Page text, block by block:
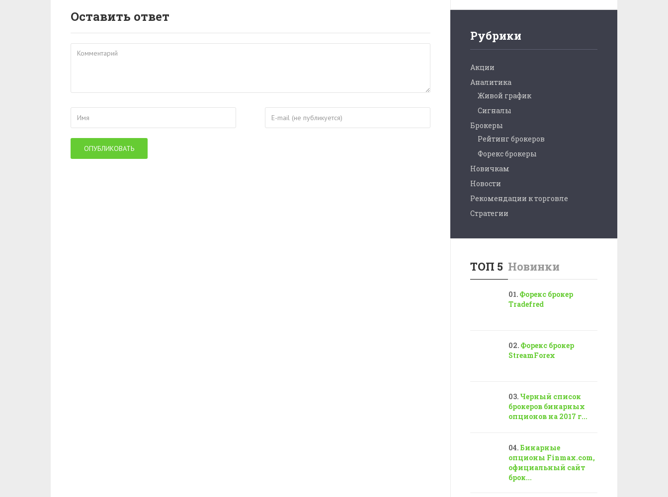
Оставить ответ
Рубрики
Акции
Аналитика
Живой график
Сигналы
Брокеры
Рейтинг брокеров
Форекс брокеры
Новичкам
Новости
Рекомендации к торговле
Стратегии
ТОП 5 Новинки
Форекс брокер
Tradefred
Форекс брокер
StreamForex
Черный список
брокеров бинарных
опционов на 2017 г...
Бинарные
опционы Finmax.com,
официальный сайт
брок...